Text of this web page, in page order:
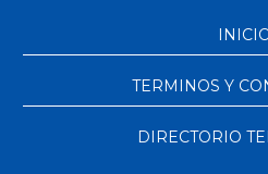
TERMINOS Y
DIRECTORIO